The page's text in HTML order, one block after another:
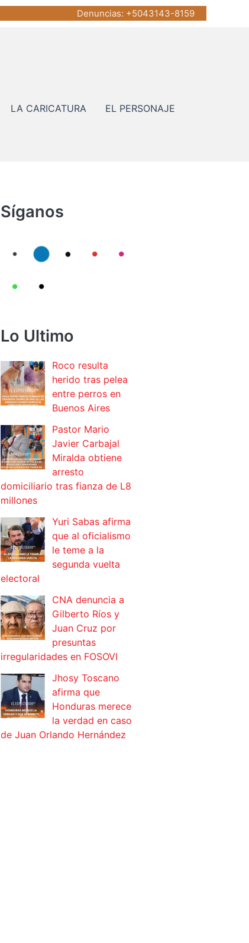
Denuncias: +5043143-8159
LA CARICATURA EL PERSONAJE
Síganos
Lo Ultimo
Roco resulta
herido tras pelea
entre perros en
Buenos Aires
Pastor Mario
Javier Carbajal
Miralda obtiene
arresto
domiciliario tras fianza de L8
millones
Yuri Sabas afirma
que al oficialismo
le teme a la
segunda vuelta
electoral
CNA denuncia a
Gilberto Ríos y
Juan Cruz por
presuntas
irregularidades en FOSOVI
Jhosy Toscano
afirma que
Honduras merece
la verdad en caso
de Juan Orlando Hernández